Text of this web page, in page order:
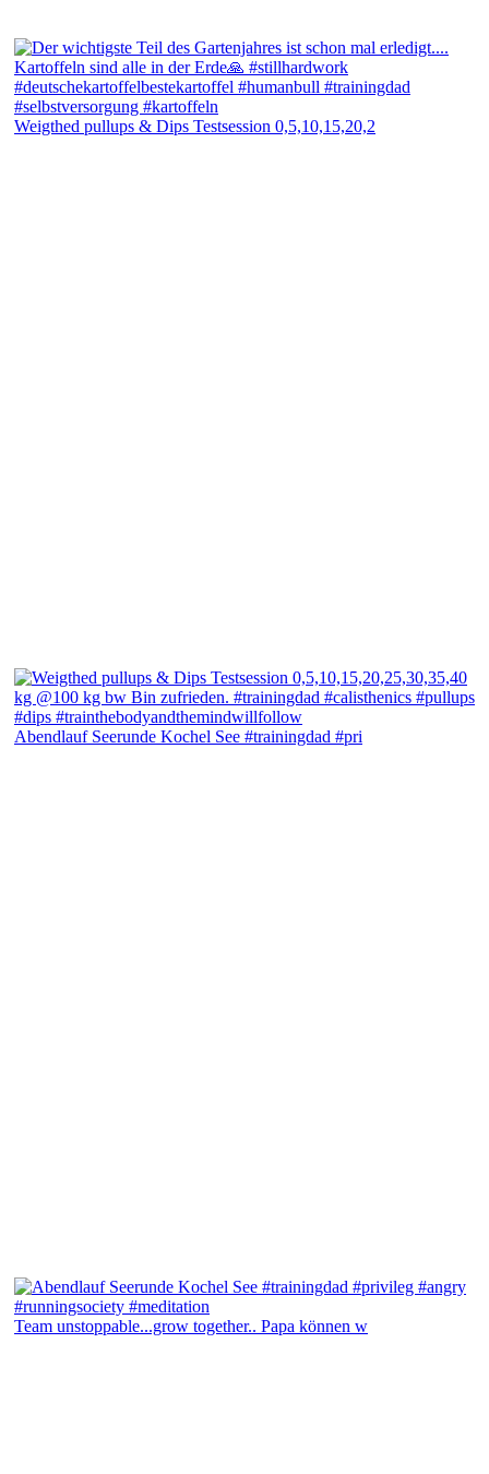
Weigthed pullups & Dips Testsession 0,5,10,15,20,2
Abendlauf Seerunde Kochel See #trainingdad #pri
Team unstoppable...grow together.. Papa können w